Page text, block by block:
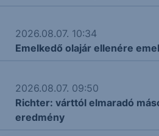
2026.08.07. 10:34
Emelkedő olajár ellenére
2026.08.07. 09:50
Richter: várttól elmaradó
eredmény